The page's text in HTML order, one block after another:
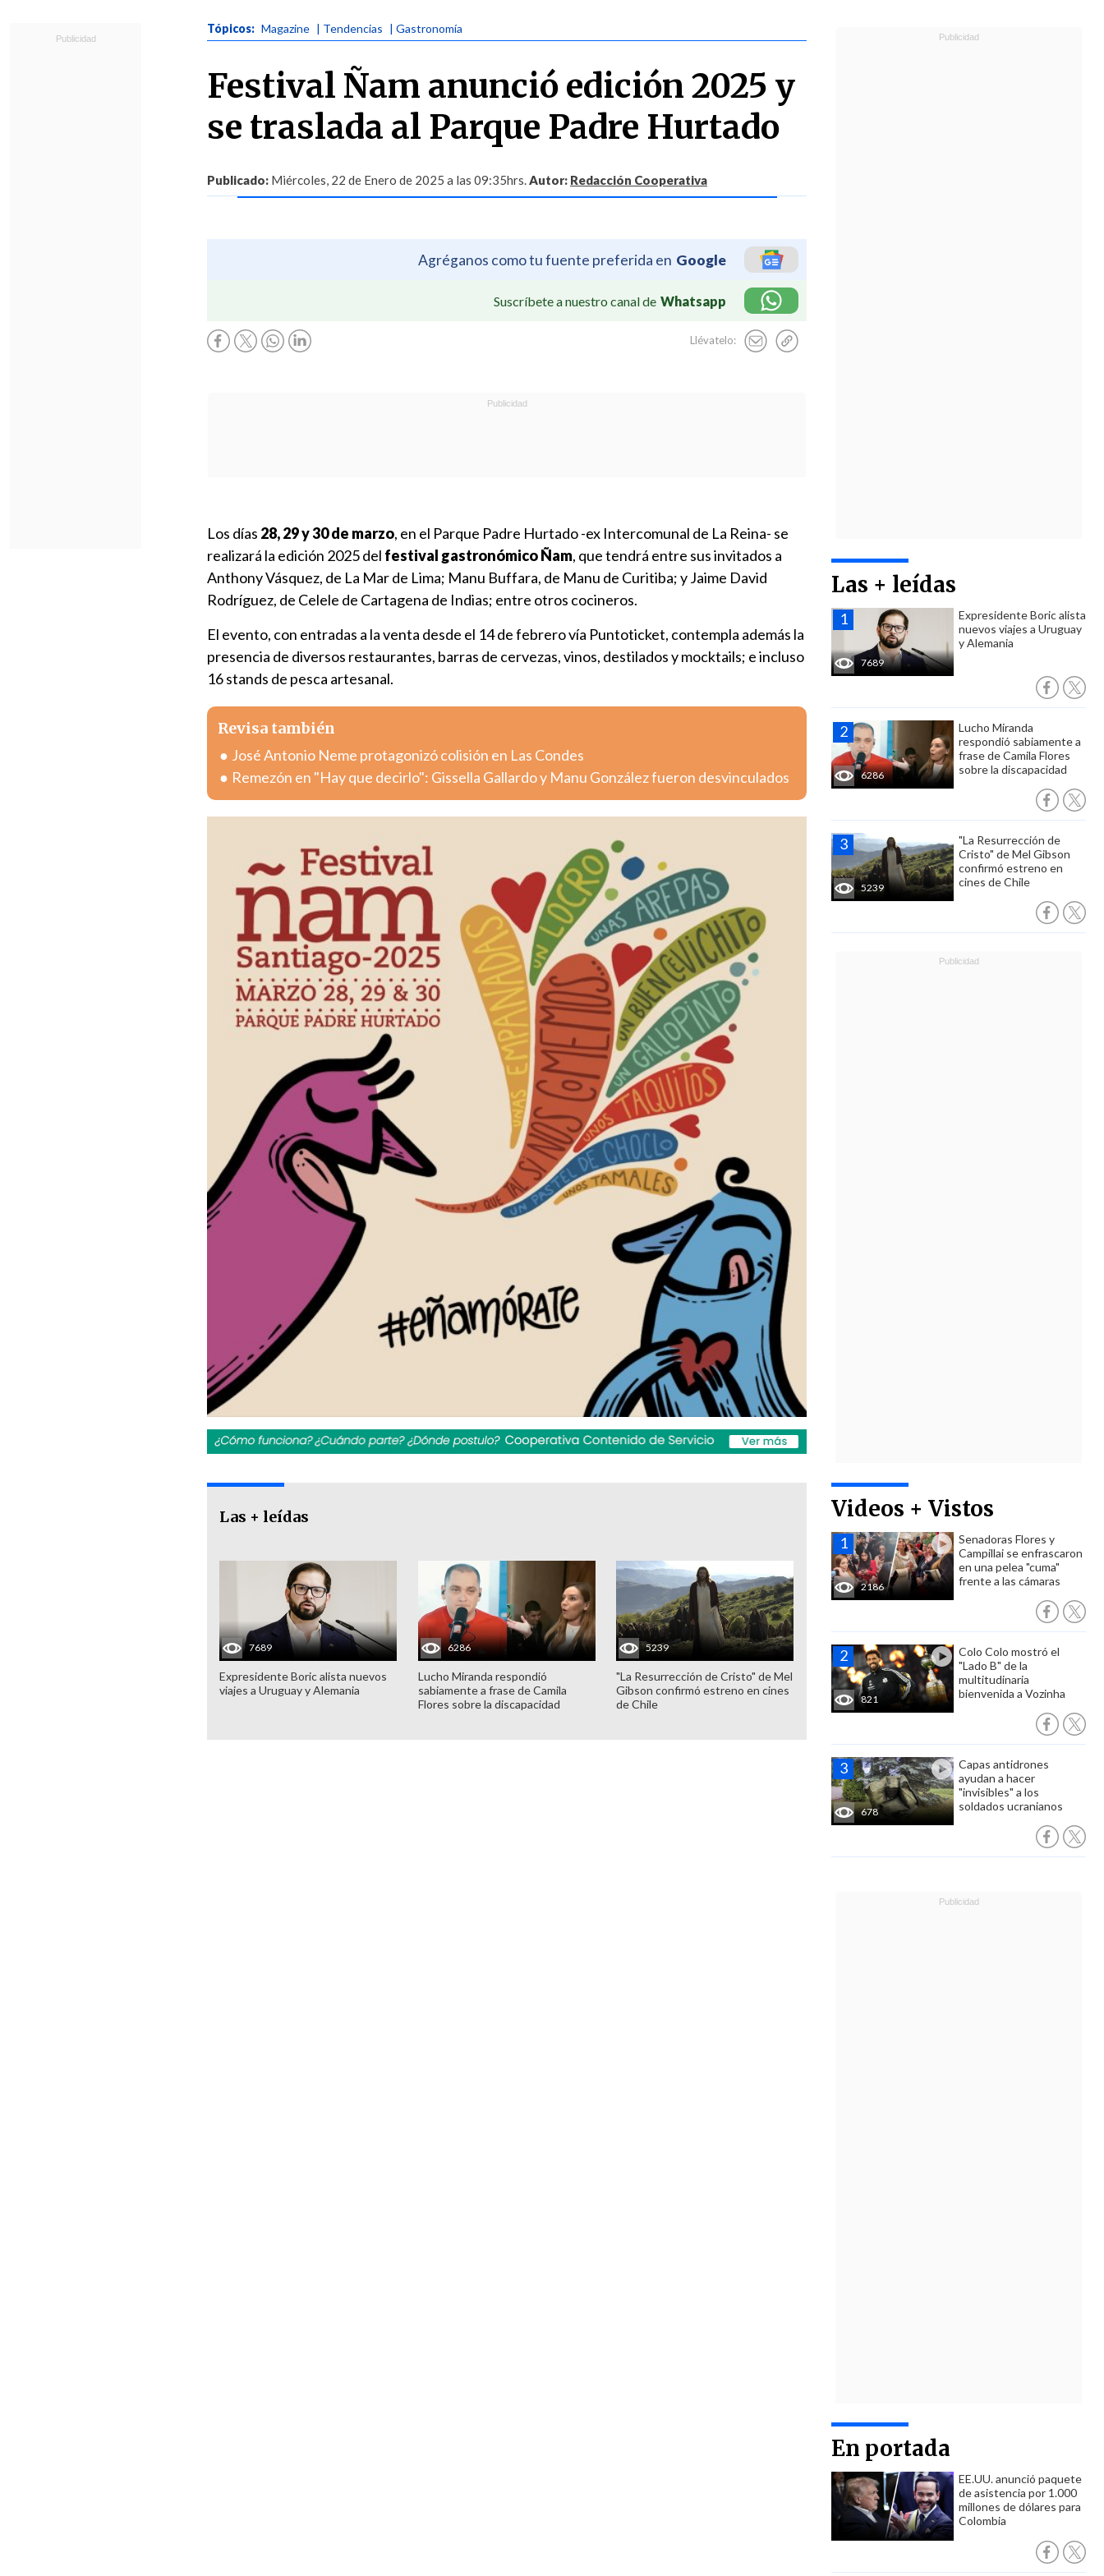
Tópicos: Magazine | Tendencias | Gastronomía
Festival Ñam anunció edición 2025 y
se traslada al Parque Padre Hurtado
Publicado: Miércoles, 22 de Enero de 2025 a las 09:35hrs.Autor: Redacción Cooperativa
Agréganos como tu fuente preferida en Google
Suscríbete a nuestro canal de Whatsapp
Llévatelo:
Las + leídas
7689
Expresidente Boric alista
nuevos viajes a Uruguay
y Alemania
6286
Lucho Miranda
respondió sabiamente a
frase de Camila Flores
sobre la discapacidad
5239
"La Resurrección de
Cristo" de Mel Gibson
confirmó estreno en
cines de Chile
Videos + Vistos
2186
Senadoras Flores y
Campillai se enfrascaron
en una pelea "cuma"
frente a las cámaras
821
Colo Colo mostró el
"Lado B" de la
multitudinaria
bienvenida a Vozinha
678
Capas antidrones
ayudan a hacer
"invisibles" a los
soldados ucranianos
En portada
EE.UU. anunció paquete
de asistencia por 1.000
millones de dólares para
Colombia
Los días 28, 29 y 30 de marzo, en el Parque Padre Hurtado -ex Intercomunal de La Reina- se
realizará la edición 2025 del festival gastronómico Ñam, que tendrá entre sus invitados a
Anthony Vásquez, de La Mar de Lima; Manu Buffara, de Manu de Curitiba; y Jaime David
Rodríguez, de Celele de Cartagena de Indias; entre otros cocineros.
El evento, con entradas a la venta desde el 14 de febrero vía Puntoticket, contempla además la
presencia de diversos restaurantes, barras de cervezas, vinos, destilados y mocktails; e incluso
16 stands de pesca artesanal.
Revisa también
José Antonio Neme protagonizó colisión en Las Condes
Remezón en "Hay que decirlo": Gissella Gallardo y Manu González fueron desvinculados
Las + leídas
7689
Expresidente Boric alista nuevos
viajes a Uruguay y Alemania
6286
Lucho Miranda respondió
sabiamente a frase de Camila
Flores sobre la discapacidad
5239
"La Resurrección de Cristo" de Mel
Gibson confirmó estreno en cines
de Chile